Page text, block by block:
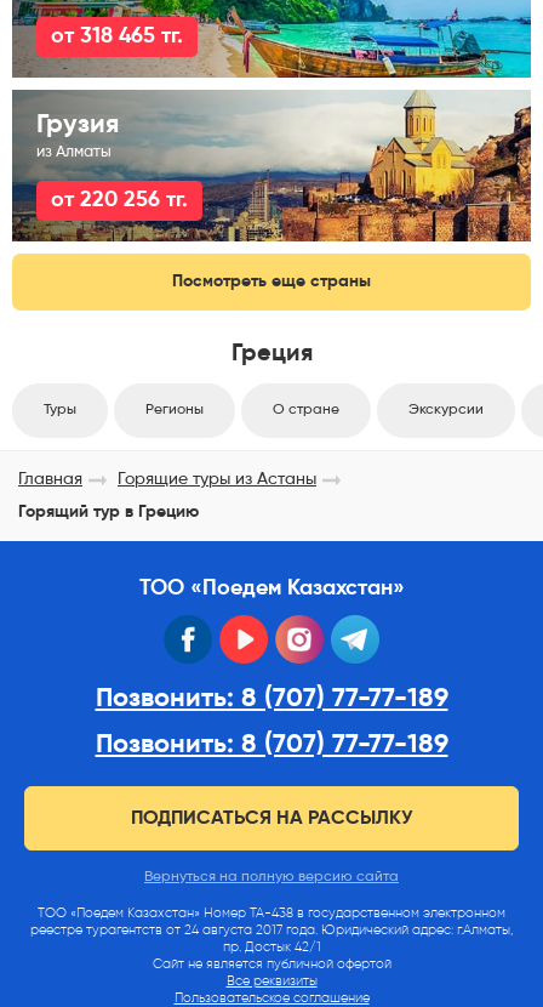
от 318 465 тг.
Грузия
из Алматы
от 220 256 тг.
Посмотреть еще страны
Греция
Туры Регионы О стране Экскурсии
Главная
Горящие туры из Астаны
Горящий тур в Грецию
ТОО «Поедем Казахстан»
facebook youtube instagram
Позвонить: 8 (707) 77-77-189
Позвонить: 8 (707) 77-77-189
ПОДПИСАТЬСЯ НА РАССЫЛКУ
Вернуться на полную версию сайта
ТОО «Поедем Казахстан» Номер ТА-438 в государственном электронном
реестре турагентств от 24 августа 2017 года. Юридический адрес: г.Алматы,
пр. Достык 42/1
Сайт не является публичной офертой
Все реквизиты
Пользовательское соглашение